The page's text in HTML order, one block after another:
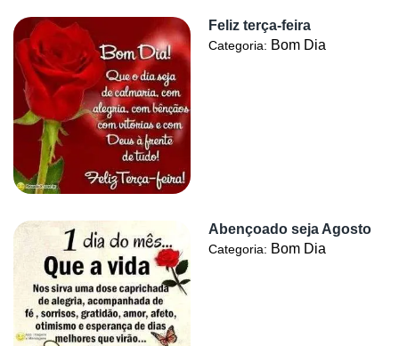
Feliz terça-feira
Categoria: Bom Dia
Abençoado seja Agosto
Categoria: Bom Dia